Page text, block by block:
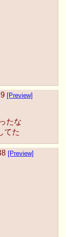
[Preview]
たな
てた
[Preview]